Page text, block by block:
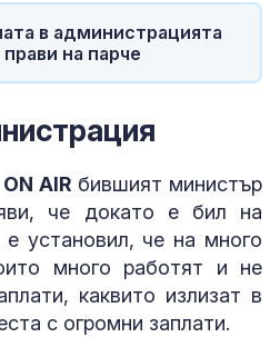
в администрацията
на парче
AIRбившият министър
че докато е бил на
установил, че на много
много работят и не
каквито излизат в
с огромни заплати.